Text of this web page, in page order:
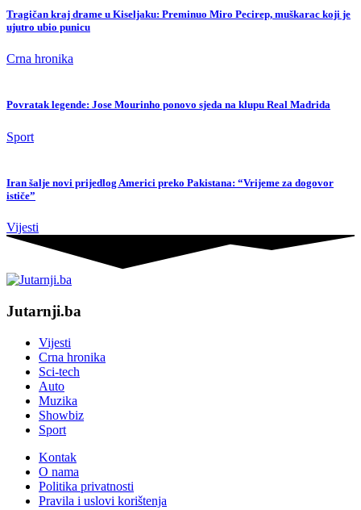
Tragičan kraj drame u Kiseljaku: Preminuo Miro Pecirep, muškarac koji je
ujutro ubio punicu
Crna hronika
Povratak legende: Jose Mourinho ponovo sjeda na klupu Real Madrida
Sport
Iran šalje novi prijedlog Americi preko Pakistana: “Vrijeme za dogovor
ističe”
Vijesti
Jutarnji.ba
Vijesti
Crna hronika
Sci-tech
Auto
Muzika
Showbiz
Sport
Kontak
O nama
Politika privatnosti
Pravila i uslovi korištenja